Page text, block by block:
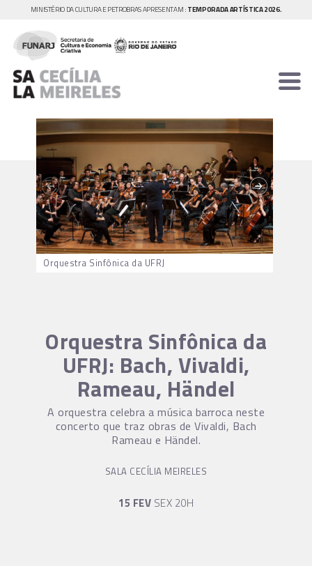
MINISTÉRIO DA CULTURA E PETROBRAS APRESENTAM : TEMPORADA ARTÍSTICA 2026.
Orquestra Sinfônica da
UFRJ: Bach, Vivaldi,
Rameau, Händel
A orquestra celebra a música barroca neste
concerto que traz obras de Vivaldi, Bach
Rameau e Händel.
SALA CECÍLIA MEIRELES
15 FEV SEX 20H
Orquestra Sinfônica da UFRJ